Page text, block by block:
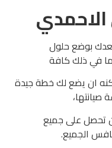
بوضع حلول
ذلك كافة
ان يضع لك خطة جيدة
على جميع
الجميع.